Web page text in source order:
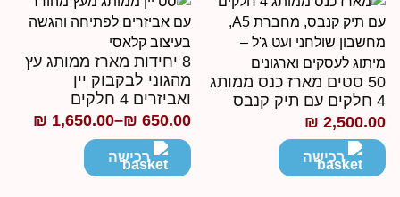
50 סטים מארז כנס ממותג
₪
רכישה
8 יחידות מארז ממותג עץ
מהגוני לבקבוק יין
ואביזרים 4 חלקים
₪650.00
–
₪1,650.00
טווח
מחירים:רכישה